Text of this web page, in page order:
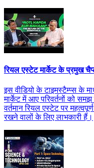
रियल एस्टेट मार्केट के प्रमुख
इस वीडियो के टाइमस्टैम्प्स के
मार्केट में आए परिवर्तनों को
वर्तमान रियल एस्टेट पर
रखने वालों के लिए लाभकारी हैं।